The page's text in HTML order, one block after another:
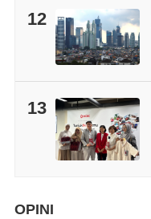
12
13
OPINI